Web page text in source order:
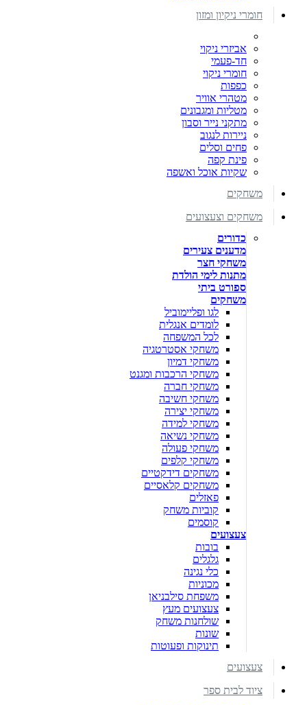
חומרי ניקיון ומזון
אביזרי ניקוי
חד-פעמי
חומרי ניקוי
כפפות
מטהרי אוויר
מטליות ומגבונים
מתקני נייר וסבון
ניירות לנגוב
פחים וסלים
פינת קפה
שקיות אוכל ואשפה
משחקים
משחקים וצעצועים
כדורים
מדענים צעירים
משחקי חצר
מתנות לימי הולדת
ספורט ביתי
משחקים
לגו ופליימוביל
לומדים אנגלית
לכל המשפחה
משחקי אסטרטגיה
משחקי דמיון
משחקי הרכבות ומגנט
משחקי חברה
משחקי חשיבה
משחקי יצירה
משחקי למידה
משחקי נשיאה
משחקי פעולה
משחקי קלפים
משחקים דידקטיים
משחקים קלאסיים
פאזלים
קוביות משחק
קוסמים
צעצועים
בובות
גלגלים
כלי נגינה
מכוניות
משפחת סילבניאן
צעצועים מעץ
שולחנות משחק
שונות
תינוקות ופעוטות
צעצועים
ציוד לבית ספר